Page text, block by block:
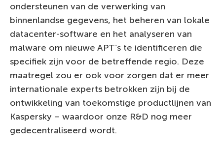
ondersteunen van de verwerking van
binnenlandse gegevens, het beheren van lokale
datacenter-software en het analyseren van
malware om nieuwe APT’s te identificeren die
specifiek zijn voor de betreffende regio. Deze
maatregel zou er ook voor zorgen dat er meer
internationale experts betrokken zijn bij de
ontwikkeling van toekomstige productlijnen van
Kaspersky – waardoor onze R&D nog meer
gedecentraliseerd wordt.